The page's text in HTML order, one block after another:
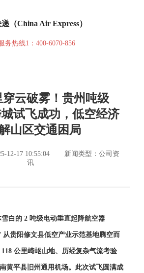
（China Air Express）
务热线1：400-6070-856
穿云破雾！贵州吨级
试飞成功，低空经济
山区交通困局
12-17 10:55:04
新闻类型：公司资
讯
的 2 吨级电动垂直起降航空器
从贵阳修文县低空产业示范基地腾空而
公里崎岖山地、历经复杂气流考验
黄平县旧州通用机场。此次试飞圆满成